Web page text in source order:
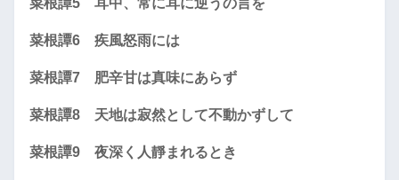
菜根譚6 疾風怒雨には
菜根譚7 肥辛甘は真味にあらず
菜根譚8 天地は寂然として不動かずして
菜根譚9 夜深く人靜まれるとき